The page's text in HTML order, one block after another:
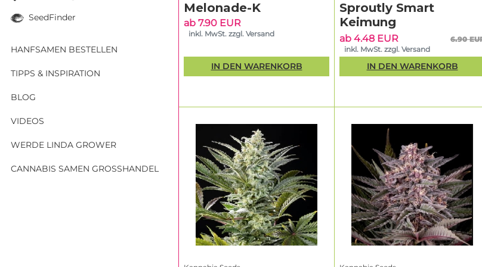
moderner Linien, interessanter CBD-Optionen und Strains, die vor
Sachen Performance überzeugen. Egal ob du eher auf „klassisch“
Terpenprofile suchst:
Kannabia Seeds kaufenlohnt sich besonders
getestete Genetiken, saubere Selektion und eine Seedbank mit
Selektion und Qualitätskontrolle
Kannabia Seedsbeschreibt den eigenen Weg als „Philosophie des
Erfahrung sammeln, Genetiken entwickeln, testen, perfektionieren –
Community bleiben. Das Ergebnis ist ein Sortiment, das nicht nur
sondern sich im Grow-Alltag bewährt. Für dich heißt das: Wenn du
kaufst du nicht nur einen Namen, sondern eine Linie, die über
soll, bevor sie überhaupt in den Katalog kommt.
Gerade für Homegrower ist das ein echter Vorteil. Denn beiKannabia
Potenz im Fokus, sondern auch Aspekte wie Resistenz,
macht die Marke interessant für alle, die zuverlässig durch den Run
nicht erst im dritten Durchlauf den „richtigen“ Phäno finden möchten.
Melonade-K
ab 7.90 EUR
inkl. MwSt. zzgl. Versand
IN DEN WARENKORB
Sproutly Smart
Keimung
ab 4.48 EUR
6.90
inkl. MwSt. zzgl. Versand
IN DEN WARENKORB
SeedFinder
HANFSAMEN BESTELLEN
TIPPS & INSPIRATION
BLOG
VIDEOS
WERDE LINDA GROWER
CANNABIS SAMEN GROSSHANDEL